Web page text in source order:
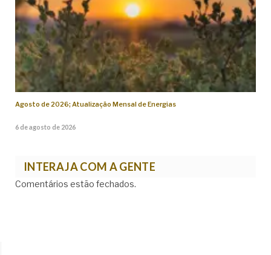
Agosto de 2026; Atualização Mensal de Energias
6 de agosto de 2026
INTERAJA COM A GENTE
Comentários estão fechados.